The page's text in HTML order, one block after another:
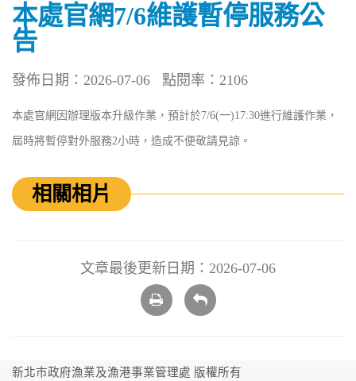
本處官網7/6維護暫停服務公
告
發佈日期：2026-07-06 點閱率：2106
本處官網因辦理版本升級作業，預計於7/6(一)17:30進行維護作業，
屆時將暫停對外服務2小時，造成不便敬請見諒。
相關相片
文章最後更新日期：2026-07-06
列
回
頁
新北市政府漁業及漁港事業管理處 版權所有